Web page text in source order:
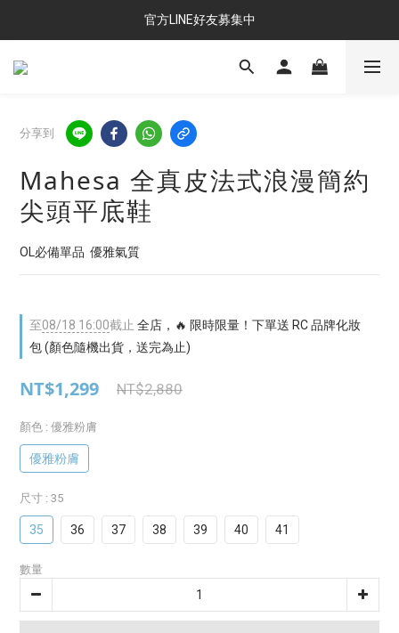
官方LINE好友募集中
分享到
Mahesa 全真皮法式浪漫簡約
尖頭平底鞋
OL必備單品  優雅氣質
至08/18 16:00截止 全店，🔥 限時限量！下單送 RC 品牌化妝
包 (顏色隨機出貨，送完為止)
NT$1,299 NT$2,880
顏色 : 優雅粉膚
優雅粉膚
尺寸 : 35
35 36 37 38 39 40 41
數量